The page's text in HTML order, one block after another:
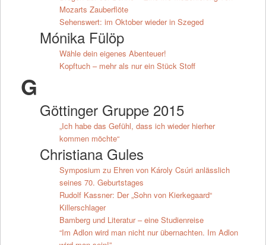
Mozarts Zauberflöte
Sehenswert: im Oktober wieder in Szeged
Mónika Fülöp
Wähle dein eigenes Abenteuer!
Kopftuch – mehr als nur ein Stück Stoff
G
Göttinger Gruppe 2015
„Ich habe das Gefühl, dass ich wieder hierher
kommen möchte“
Christiana Gules
Symposium zu Ehren von Károly Csúri anlässlich
seines 70. Geburtstages
Rudolf Kassner: Der „Sohn von Kierkegaard“
Killerschlager
Bamberg und Literatur – eine Studienreise
“Im Adlon wird man nicht nur übernachten. Im Adlon